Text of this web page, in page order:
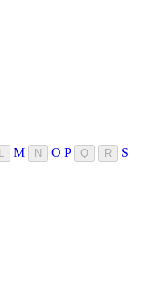
L M N O P Q R
S